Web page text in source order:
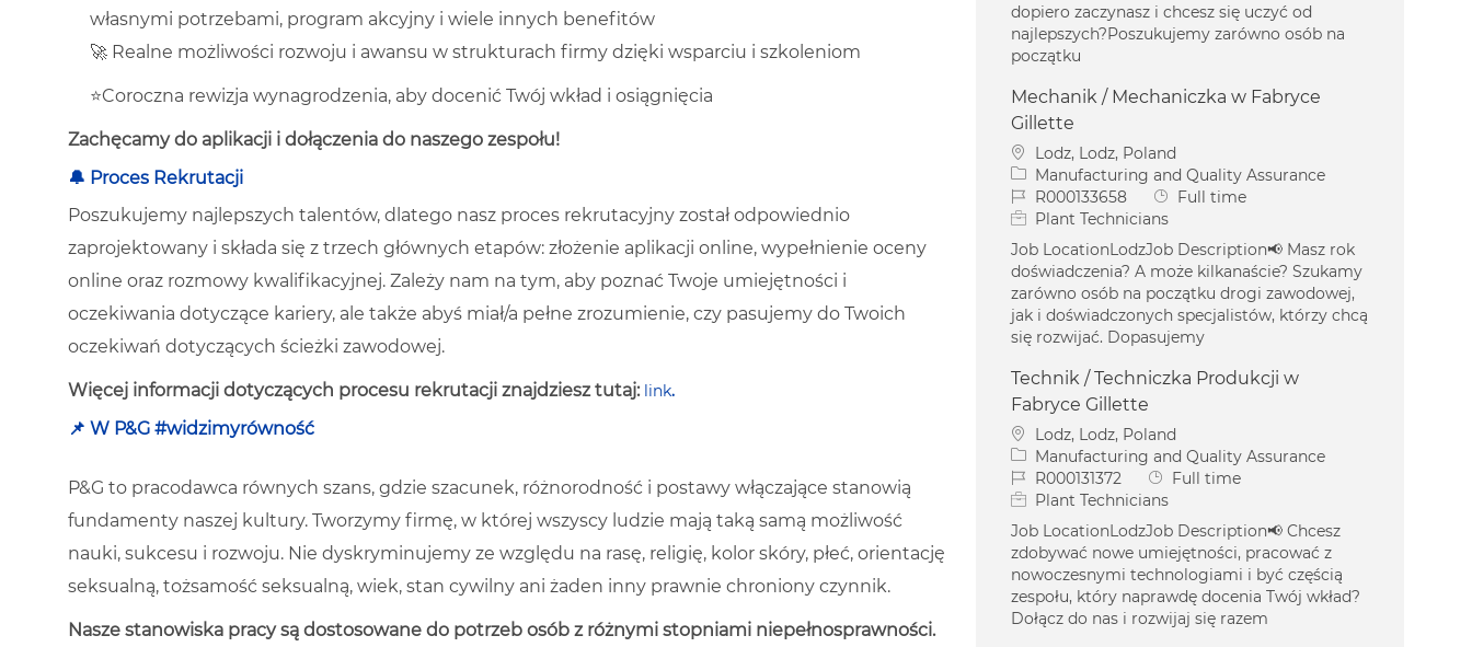
własnymi potrzebami, program akcyjny i wiele innych benefitów
🚀 Realne możliwości rozwoju i awansu w strukturach firmy dzięki wsparciu i szkoleniom
⭐Coroczna rewizja wynagrodzenia, aby docenić Twój wkład i osiągnięcia
Zachęcamy do aplikacji i dołączenia do naszego zespołu!
🔔 Proces Rekrutacji
Poszukujemy najlepszych talentów, dlatego nasz proces rekrutacyjny został odpowiednio
zaprojektowany i składa się z trzech głównych etapów: złożenie aplikacji online, wypełnienie oceny
online oraz rozmowy kwalifikacyjnej. Zależy nam na tym, aby poznać Twoje umiejętności i
oczekiwania dotyczące kariery, ale także abyś miał/a pełne zrozumienie, czy pasujemy do Twoich
oczekiwań dotyczących ścieżki zawodowej.
Więcej informacji dotyczących procesu rekrutacji znajdziesz tutaj: link.
📌 W P&G #widzimyrówność
P&G to pracodawca równych szans, gdzie szacunek, różnorodność i postawy włączające stanowią
fundamenty naszej kultury. Tworzymy firmę, w której wszyscy ludzie mają taką samą możliwość
nauki, sukcesu i rozwoju. Nie dyskryminujemy ze względu na rasę, religię, kolor skóry, płeć, orientację
seksualną, tożsamość seksualną, wiek, stan cywilny ani żaden inny prawnie chroniony czynnik.
Nasze stanowiska pracy są dostosowane do potrzeb osób z różnymi stopniami niepełnosprawności.
dopiero zaczynasz i chcesz się uczyć od
najlepszych?Poszukujemy zarówno osób na
początku
Mechanik / Mechaniczka w Fabryce
Gillette
Location
Lodz, Lodz, Poland
Category
Manufacturing and Quality Assurance
Job IdR000133658 Job Type
Full time
Plant Technicians
Job LocationLodzJob Description📢 Masz rok
doświadczenia? A może kilkanaście? Szukamy
zarówno osób na początku drogi zawodowej,
jak i doświadczonych specjalistów, którzy chcą
się rozwijać. Dopasujemy
Technik / Techniczka Produkcji w
Fabryce Gillette
Location
Lodz, Lodz, Poland
Category
Manufacturing and Quality Assurance
Job IdR000131372 Job Type
Full time
Plant Technicians
Job LocationLodzJob Description📢 Chcesz
zdobywać nowe umiejętności, pracować z
nowoczesnymi technologiami i być częścią
zespołu, który naprawdę docenia Twój wkład?
Dołącz do nas i rozwijaj się razem